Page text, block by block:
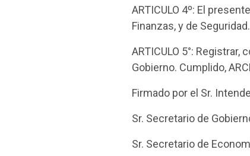
ARTICULO 4º: El
Finanzas, y de Seguridad.
ARTICULO 5°:
Gobierno. Cumplido,
Firmado por el Sr.
Sr. Secretario de
Sr. Secretario de